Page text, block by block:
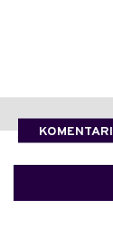
KOMENTARI